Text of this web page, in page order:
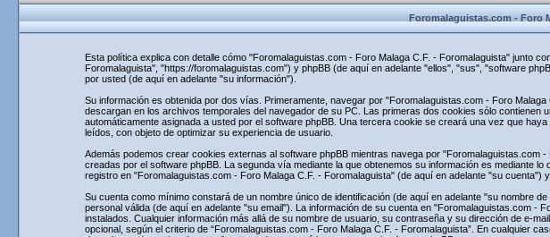
Foromalaguistas.com - Foro
Esta política explica con detalle cómo "Foromalaguistas.com - Foro Malaga C.F. - Foromalaguista" junto
Foromalaguista", "https://foromalaguistas.com") y phpBB (de aquí en adelante "ellos", "sus", "software
por usted (de aquí en adelante "su información").
Su información es obtenida por dos vías. Primeramente, navegar por "Foromalaguistas.com - Foro
descargan en los archivos temporales del navegador de su PC. Las primeras dos cookies sólo contienen
automáticamente asignada a usted por el software phpBB. Una tercera cookie se creará una vez que
leídos, con objeto de optimizar su experiencia de usuario.
Además podemos crear cookies externas al software phpBB mientras navega por
creadas por el software phpBB. La segunda vía mediante la que obtenemos su información es mediante
registro en "Foromalaguistas.com - Foro Malaga C.F. - Foromalaguista" (de aquí en adelante "su
Su cuenta como mínimo constará de un nombre único de identificación (de aquí en adelante "su nombre
personal válida (de aquí en adelante "su email"). La información de su cuenta en "Foromalaguistas.com -
instalados. Cualquier información más allá de su nombre de usuario, su contraseña y su dirección de e-
opcional, según el criterio de “Foromalaguistas.com - Foro Malaga C.F. - Foromalaguista”. En cualquier